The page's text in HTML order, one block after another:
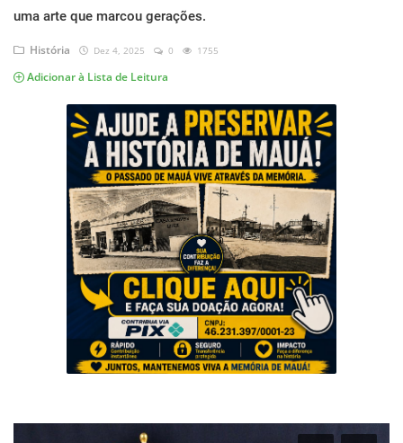
História
Geek
Esportes
Entrar
uma arte que marcou gerações.
História Dez 4, 2025 0 1755
Adicionar à Lista de Leitura